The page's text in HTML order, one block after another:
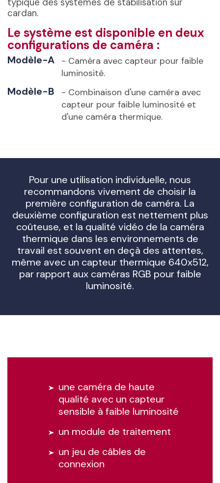
typique des systèmes de stabilisation sur
cardan.
Le système est disponible en deux
configurations de caméra :
Modèle-A
- Caméra avec capteur pour faible
luminosité.
Modèle-B
- Combinaison d'une caméra avec
capteur pour faible luminosité et
d'une caméra thermique.
Pour une utilisation individuelle, nous
recommandons vivement de choisir la
première configuration de caméra. La
deuxième configuration est nettement plus
coûteuse, et la qualité vidéo de la caméra
thermique dans les environnements de
travail est souvent en deçà des attentes,
même avec un capteur thermique 640x512,
par rapport aux caméras RGB pour faible
luminosité.
une caméra de haute
qualité avec un capteur
sensible à faible luminosité
un module de traitement
un jeu de câbles de
connexion